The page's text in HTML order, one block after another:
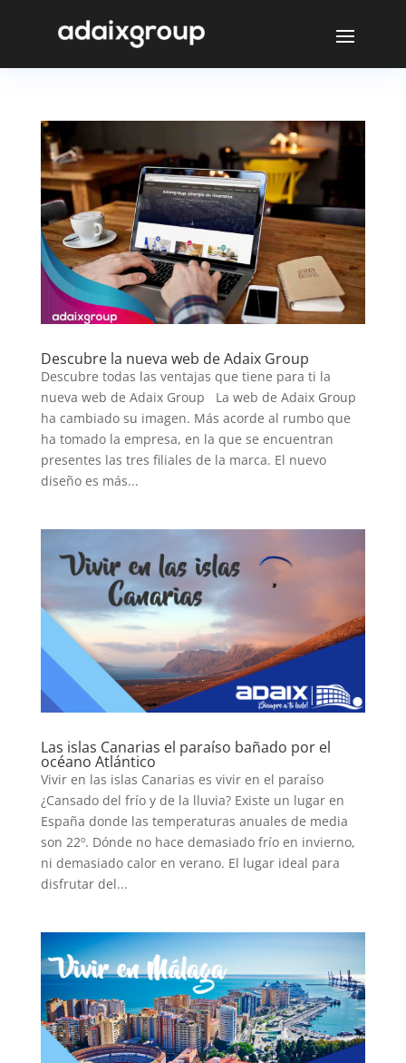
Descubre la nueva web de Adaix Group
Descubre todas las ventajas que tiene para ti la
nueva web de Adaix Group La web de Adaix Group
ha cambiado su imagen. Más acorde al rumbo que
ha tomado la empresa, en la que se encuentran
presentes las tres filiales de la marca. El nuevo
diseño es más...
Las islas Canarias el paraíso bañado por el
océano Atlántico
Vivir en las islas Canarias es vivir en el paraíso
¿Cansado del frío y de la lluvia? Existe un lugar en
España donde las temperaturas anuales de media
son 22º. Dónde no hace demasiado frío en invierno,
ni demasiado calor en verano. El lugar ideal para
disfrutar del...